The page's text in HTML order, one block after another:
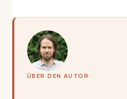
ÜBER DEN AUTOR